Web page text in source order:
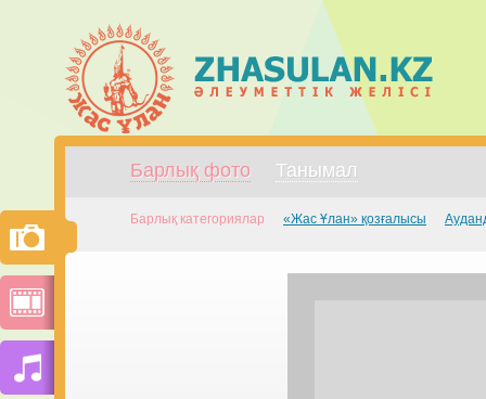
Барлық фото Танымал
Барлық категориялар «Жас Ұлан» қозғалысы